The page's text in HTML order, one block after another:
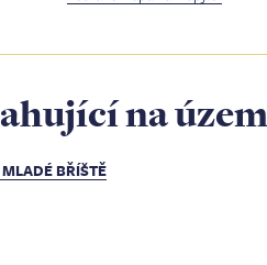
na
BŘÍŠTĚ